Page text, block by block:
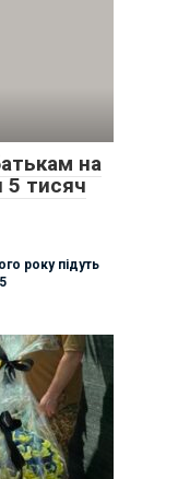
на
5 тисяч
року підуть